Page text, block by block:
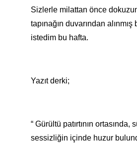
Sizlerle milattan önce
tapınağın duvarından
istedim bu hafta.
Yazıt derki;
“ Gürültü patırtının ortasında,
sessizliğin içinde huzur